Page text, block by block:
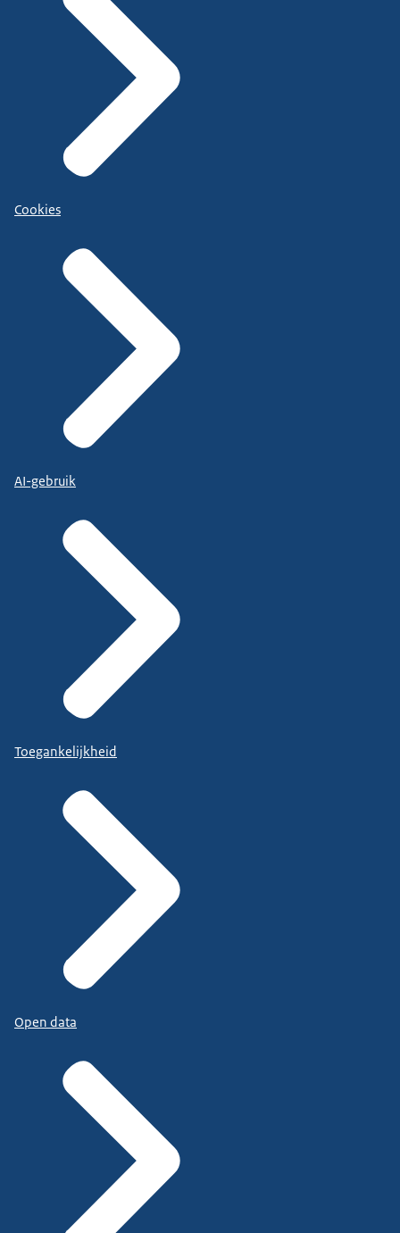
Cookies
AI-gebruik
Toegankelijkheid
Open data